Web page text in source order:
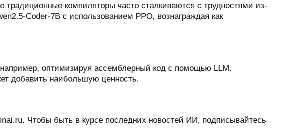
компиляторы часто сталкиваются с трудностями из-
Coder-7B с использованием PPO, вознаграждая как
например, оптимизируя ассемблерный код с помощью LLM.
добавить наибольшую ценность.
Чтобы быть в курсе последних новостей ИИ, подписывайтесь